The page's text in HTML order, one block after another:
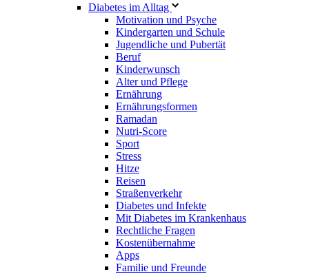
Diabetes im Alltag
Motivation und Psyche
Kindergarten und Schule
Jugendliche und Pubertät
Beruf
Kinderwunsch
Alter und Pflege
Ernährung
Ernährungsformen
Ramadan
Nutri-Score
Sport
Stress
Hitze
Reisen
Straßenverkehr
Diabetes und Infekte
Mit Diabetes im Krankenhaus
Rechtliche Fragen
Kostenübernahme
Apps
Familie und Freunde